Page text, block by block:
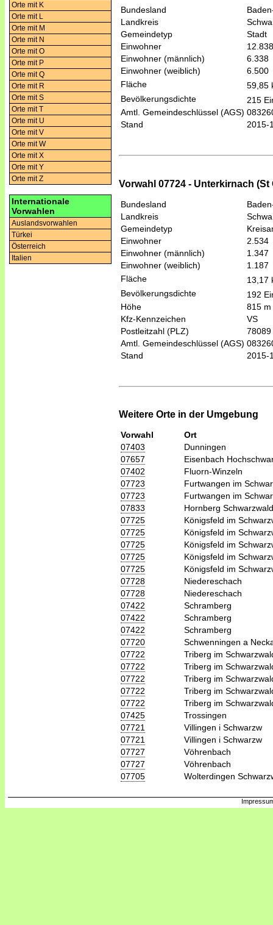
Orte mit K
Orte mit L
Orte mit M
Orte mit N
Orte mit O
Orte mit P
Orte mit Q
Orte mit R
Orte mit S
Orte mit T
Orte mit U
Orte mit V
Orte mit W
Orte mit X
Orte mit Y
Orte mit Z
Internationale
Vorwahlen
Auslandsvorwahlen
Türkei
Österreich
Italien
Bundesland
Landkreis
Gemeindetyp
Stadt
Einwohner
12.838
Einwohner (männlich)
6.338
Einwohner (weiblich)
6.500
Fläche
59,85
Bevölkerungsdichte
215
Amtl. Gemeindeschlüssel (AGS)
Stand
2015-
Vorwahl 07724 - Unterkirnach
Bundesland
Landkreis
Gemeindetyp
Einwohner
2.534
Einwohner (männlich)
1.347
Einwohner (weiblich)
1.187
Fläche
13,17
Bevölkerungsdichte
192
Höhe
815 m
Kfz-Kennzeichen
VS
Postleitzahl (PLZ)
78089
Amtl. Gemeindeschlüssel (AGS)
Stand
2015-
Weitere Orte in der Umgebung
Vorwahl
Ort
07403
Dunningen
07657
Eisenbach
07402
Fluorn-Winzeln
07723
Furtwangen im
07723
Furtwangen im
07833
Hornberg
07725
Königsfeld im
07725
Königsfeld im
07725
Königsfeld im
07725
Königsfeld im
07725
Königsfeld im
07728
Niedereschach
07728
Niedereschach
07422
Schramberg
07422
Schramberg
07422
Schramberg
07720
Schwenningen a
07722
Triberg im
07722
Triberg im
07722
Triberg im
07722
Triberg im
07722
Triberg im
07425
Trossingen
07721
Villingen i Schwarzw
07721
Villingen i Schwarzw
07727
Vöhrenbach
07727
Vöhrenbach
07705
Wolterdingen